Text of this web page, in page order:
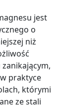
jest
o
niż
praktyce
którymi
ze stali